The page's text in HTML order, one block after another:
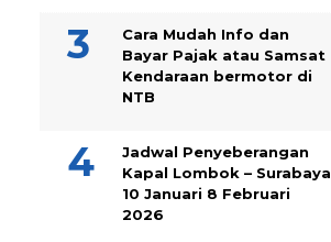
Cara Mudah Info dan
Bayar Pajak atau Samsat
Kendaraan bermotor di
NTB
Jadwal Penyeberangan
Kapal Lombok – Surabaya
10 Januari 8 Februari
2026